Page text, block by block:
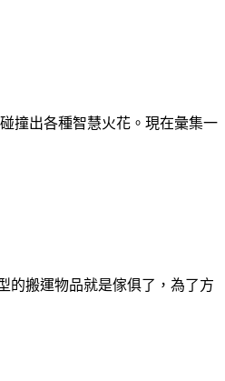
撞出各種智慧火花。現在彙集一
的搬運物品就是傢俱了，為了方